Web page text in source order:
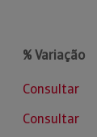
% Variação
Consultar
Consultar